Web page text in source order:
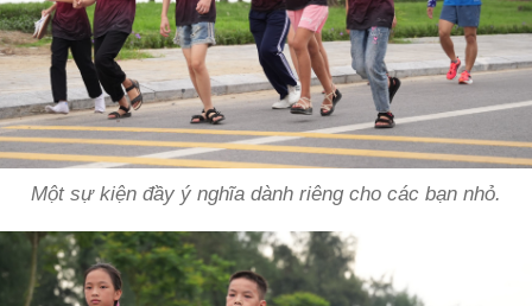
Một sự kiện đầy ý nghĩa dành riêng cho các bạn nhỏ.